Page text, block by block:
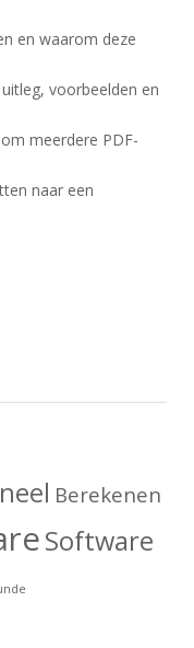
en waarom deze
voorbeelden en
meerdere PDF-
naar een
Berekenen
Software